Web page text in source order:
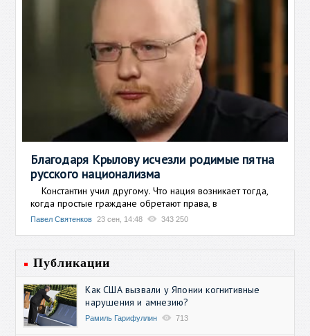
Благодаря Крылову исчезли родимые пятна
русского национализма
Константин учил другому. Что нация возникает тогда,
когда простые граждане обретают права, в
Павел Святенков 23 сен, 14:48 343 250
Публикации
Как США вызвали у Японии когнитивные
нарушения и амнезию?
Рамиль Гарифуллин 713